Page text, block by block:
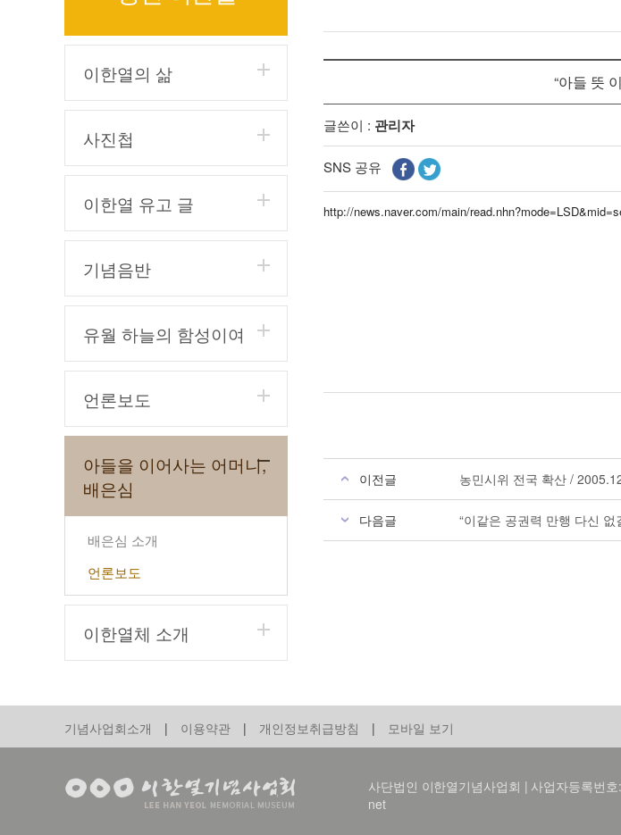
이한열의 삶
사진첩
이한열 유고 글
기념음반
유월 하늘의 함성이여
언론보도
아들을 이어사는 어머니,
배은심
배은심 소개
언론보도
이한열체 소개
“아들 뜻
글쓴이 : 관리자
SNS 공유
http://news.naver.com/main/
이전글 농민시위 전국 확산 /
다음글 “이같은 공권력 만행 다신
기념사업회소개 | 이용약관 | 개인정보취급방침 | 모바일 보기
사단법인 이한열기념사업회 | 사업자등록번
net